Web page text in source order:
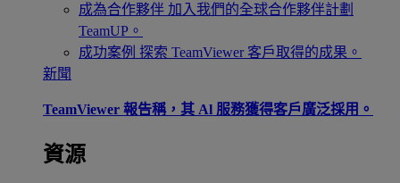
成為合作夥伴 加入我們的全球合作夥伴計劃
TeamUP。
成功案例 探索 TeamViewer 客戶取得的成果。
新聞
TeamViewer 報告稱，其 Al 服務獲得客戶廣泛採用。
資源